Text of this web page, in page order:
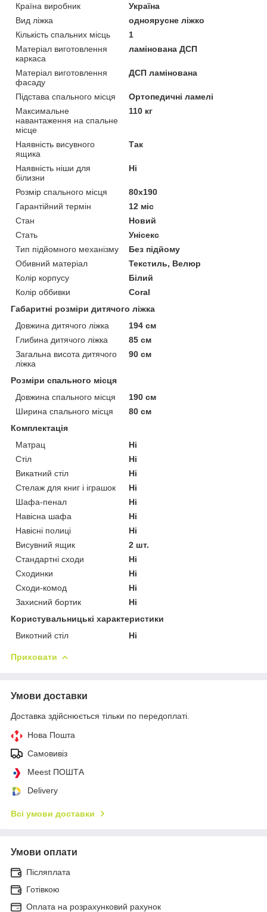
Країна виробник
Україна
Вид ліжка
одноярусне ліжко
Кількість спальних місць
1
Матеріал виготовлення
каркаса
ламінована ДСП
Матеріал виготовлення
фасаду
ДСП ламінована
Підстава спального місця
Ортопедичні ламелі
Максимальне
навантаження на спальне
місце
110 кг
Наявність висувного
ящика
Так
Наявність ніши для
білизни
Ні
Розмір спального місця
80х190
Гарантійний термін
12 міс
Стан
Новий
Стать
Унісекс
Тип підйомного механізму
Без підйому
Обивний матеріал
Текстиль, Велюр
Колір корпусу
Білий
Колір оббивки
Coral
Габаритні розміри дитячого ліжка
Довжина дитячого ліжка
194 см
Глибина дитячого ліжка
85 см
Загальна висота дитячого
ліжка
90 см
Розміри спального місця
Довжина спального місця
190 см
Ширина спального місця
80 см
Комплектація
Матрац
Ні
Стіл
Ні
Викатний стіл
Ні
Стелаж для книг і іграшок
Ні
Шафа-пенал
Ні
Навісна шафа
Ні
Навісні полиці
Ні
Висувний ящик
2 шт.
Стандартні сходи
Ні
Сходинки
Ні
Сходи-комод
Ні
Захисний бортик
Ні
Користувальницькі характеристики
Викотний стіл
Ні
Приховати
Умови доставки
Доставка здійснюється тільки по передоплаті.
Нова Пошта
Самовивіз
Meest ПОШТА
Delivery
Всі умови доставки
Умови оплати
Післяплата
Готівкою
Оплата на розрахунковий рахунок